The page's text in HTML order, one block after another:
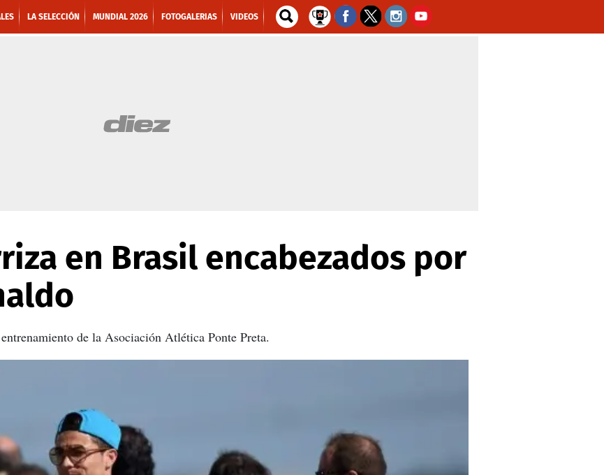
LA SELECCIÓN MUNDIAL 2026 FOTOGALERIAS VIDEOS
en Brasil encabezados por
de la Asociación Atlética Ponte Preta.